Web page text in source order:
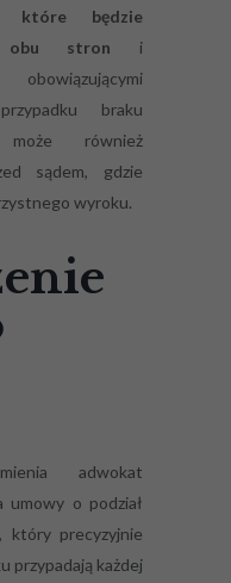
które będzie
obu stron i
braku
może również
sądem, gdzie
wyroku.
adwokat
umowy o podział
który precyzyjnie
przypadają każdej